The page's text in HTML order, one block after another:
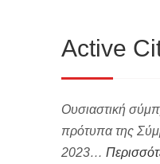
Active
Ουσιαστική
πρότυπα της
2023…